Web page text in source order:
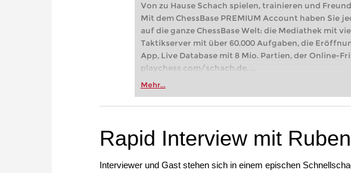
Von zu Hause Schach spielen, trainieren und
Mit dem ChessBase PREMIUM Account haben Sie
auf die ganze ChessBase Welt: die Mediathek mit
Taktikserver mit über 60.000 Aufgaben, die
App, Live Database mit 8 Mio. Partien, der Online-
playchess.com/schach.de, ...
Mehr...
Rapid Interview mit
Interviewer und Gast stehen sich in einem epischen